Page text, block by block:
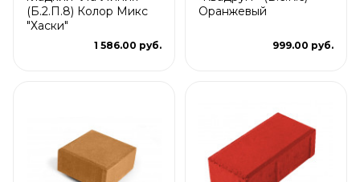
(Б.2.П.8) Колор Микс
"Хаски"
1 586.00 руб.
Оранжевый
999.00 руб.